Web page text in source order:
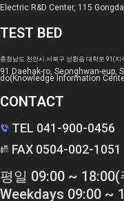
Electric R&D Center, 115
TEST BED
충청남도 천안시 서북구 성환읍 대학로 91(지
91 Daehak-ro, Seonghwan-eup,
do(Knowledge Information
CONTACT
TEL 041-900-0456
FAX 0504-002-1051
평일 09:00 ~
Weekdays 09:00 ~